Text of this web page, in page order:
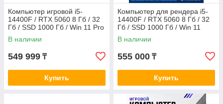
Компьютер игровой i5-
14400F / RTX 5060 8 Гб / 32
Гб / SSD 1000 Гб / Win 11 Pro
В наличии
549 999 ₸
Купить
Компьютер для рендера i5-
14400F / RTX 5060 8 Гб / 32
Гб / SSD 1000 Гб / Win 11
В наличии
555 000 ₸
Купить